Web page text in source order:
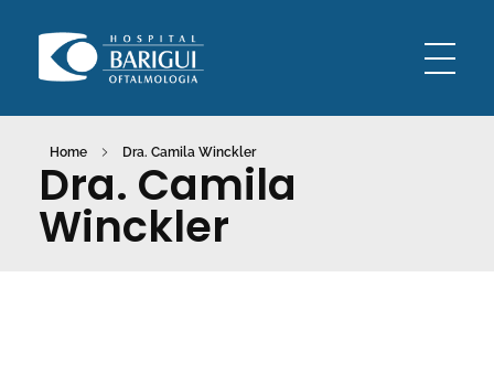
Oftalmologia Barigui
Oftalmologia Curitiba
Home Dra. Camila Winckler
Dra. Camila
Winckler